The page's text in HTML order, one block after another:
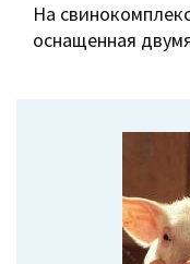
На
оснащенная